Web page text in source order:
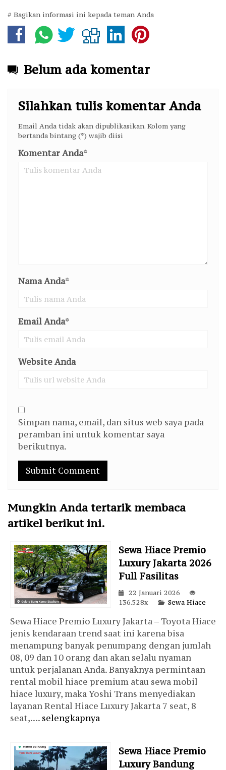
# Bagikan informasi ini kepada teman Anda
Belum ada komentar
Silahkan tulis komentar Anda
Email Anda tidak akan dipublikasikan. Kolom yang
bertanda bintang (*) wajib diisi
Komentar Anda*
Nama Anda*
Email Anda*
Website Anda
Simpan nama, email, dan situs web saya pada
peramban ini untuk komentar saya
berikutnya.
Mungkin Anda tertarik membaca
artikel berikut ini.
Sewa Hiace Premio
Luxury Jakarta 2026
Full Fasilitas
22 Januari 2026
136.528x
Sewa Hiace
Sewa Hiace Premio Luxury Jakarta – Toyota Hiace
jenis kendaraan trend saat ini karena bisa
menampung banyak penumpang dengan jumlah
08, 09 dan 10 orang dan akan selalu nyaman
untuk perjalanan Anda. Banyaknya permintaan
rental mobil hiace premium atau sewa mobil
hiace luxury, maka Yoshi Trans menyediakan
layanan Rental Hiace Luxury Jakarta 7 seat, 8
seat,.... selengkapnya
Sewa Hiace Premio
Luxury Bandung